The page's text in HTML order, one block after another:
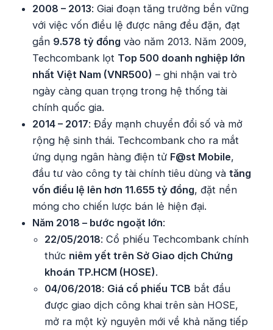
2008 – 2013: Giai đoạn tăng trưởng bền vững
với việc vốn điều lệ được nâng đều đặn, đạt
gần 9.578 tỷ đồng vào năm 2013. Năm 2009,
Techcombank lọt Top 500 doanh nghiệp lớn
nhất Việt Nam (VNR500) – ghi nhận vai trò
ngày càng quan trọng trong hệ thống tài
chính quốc gia.
2014 – 2017: Đẩy mạnh chuyển đổi số và mở
rộng hệ sinh thái. Techcombank cho ra mắt
ứng dụng ngân hàng điện tử F@st Mobile,
đầu tư vào công ty tài chính tiêu dùng vàtăng
vốn điều lệ lên hơn 11.655 tỷ đồng, đặt nền
móng cho chiến lược bán lẻ hiện đại.
Năm 2018 – bước ngoặt lớn:
22/05/2018: Cổ phiếu Techcombank chính
thức niêm yết trên Sở Giao dịch Chứng
khoán TP.HCM (HOSE).
04/06/2018: Giá cổ phiếu TCB bắt đầu
được giao dịch công khai trên sàn HOSE,
mở ra một kỷ nguyên mới về khả năng tiếp